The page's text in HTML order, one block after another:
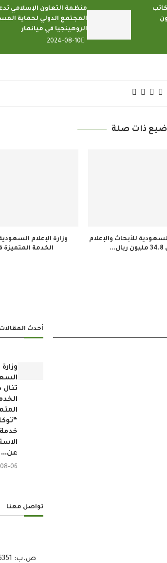
منظمة التعاون الإسلامي
المجتمع الدولي لحماية
الروهينجيا في ميانمار
2024-08-10
ذات صلة
وزارة الإعلام
الخدمة المتميزة
للأبحاث والإعلام
أحدث المقالات
وزارة
تنال
خدمة
عن...
06
تواصل معنا